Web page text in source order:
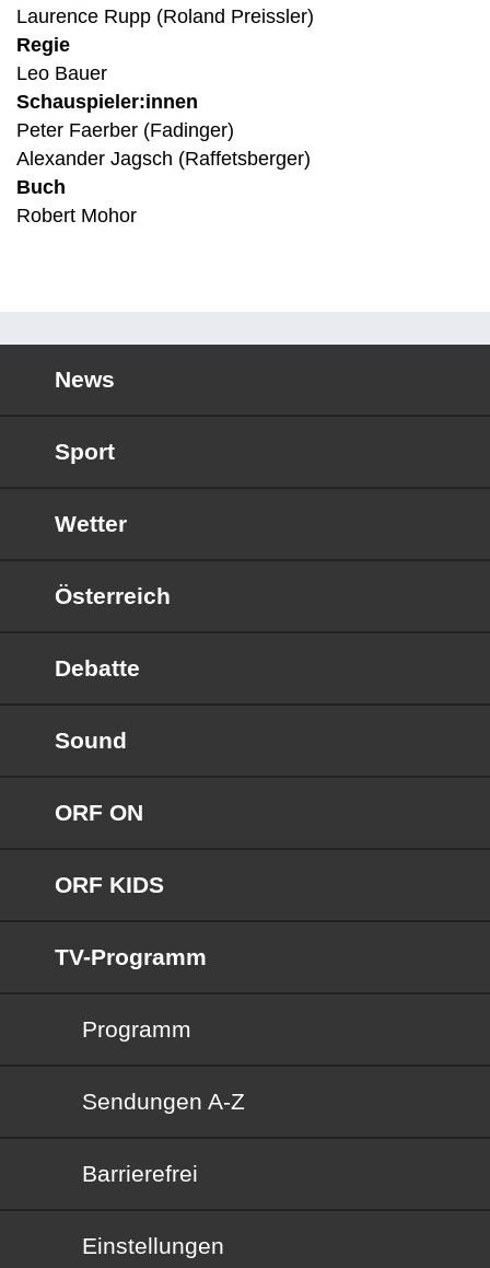
Laurence Rupp (Roland Preissler)
Regie
Leo Bauer
Schauspieler:innen
Peter Faerber (Fadinger)
Alexander Jagsch (Raffetsberger)
Buch
Robert Mohor
News
Sport
Wetter
Österreich
Debatte
Sound
ORF ON
ORF KIDS
TV-Programm
Programm
Sendungen von A bis Z
Sendungen A-Z
Barrierefrei
Barrierefrei
Einstellungen